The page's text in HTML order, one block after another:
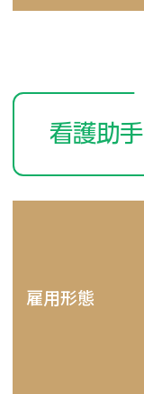
看護助
雇用形態